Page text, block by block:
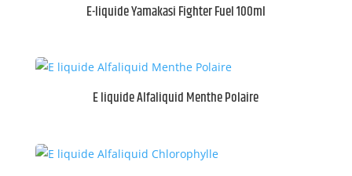
E-liquide Yamakasi Fighter Fuel 100ml
E liquide Alfaliquid Menthe Polaire